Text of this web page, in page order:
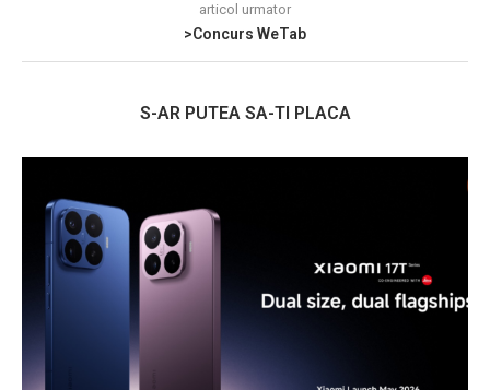
articol urmator
>Concurs WeTab
S-AR PUTEA SA-TI PLACA